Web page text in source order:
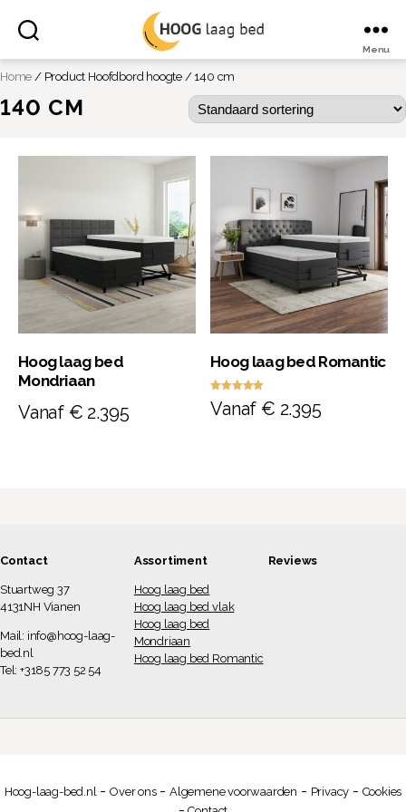
laag
bed
Menu
Home / Product Hoofdbord hoogte / 140 cm
140 CM
Hoog laag bed
Mondriaan
Vanaf € 2.395
Hoog laag bed Romantic
Waardering
5.00
Vanaf€ 2.395
Contact
Stuartweg 37
4131NH Vianen
Mail: info@hoog-laag-
bed.nl
Tel: +3185 773 52 54
Assortiment
Hoog laag bed
Hoog laag bed vlak
Hoog laag bed
Mondriaan
Hoog laag bed Romantic
Reviews
Hoog-laag-bed.nl -Over ons- Algemene voorwaarden - Privacy - Cookies